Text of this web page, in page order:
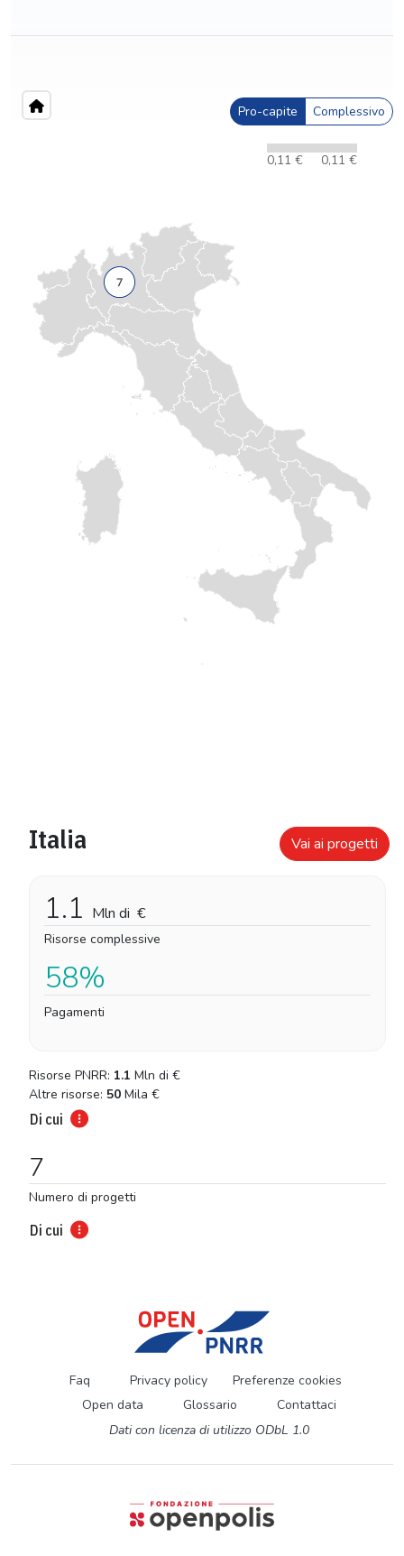
Pro-capite Complessivo
0,11 € 0,11 €
Italia Vai ai progetti
1.1 Mln di €
Risorse complessive
58%
Pagamenti
Risorse PNRR: 1.1 Mln di €
Altre risorse: 50 Mila €
Di cui
7
Numero di progetti
Di cui
Faq Privacy policy
Preferenze cookies
Open data
Glossario
Contattaci
Dati con licenza di utilizzo ODbL 1.0